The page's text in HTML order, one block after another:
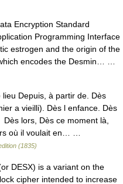
Encryption Standard
Programming Interface
estrogen and the origin of the
encodes the Desmin… …
Depuis, à partir de. Dès
a vieilli). Dès l enfance. Dès
lors, Dès ce moment là,
où il voulait en… …
(1835)
DESX) is a variant on the
cipher intended to increase